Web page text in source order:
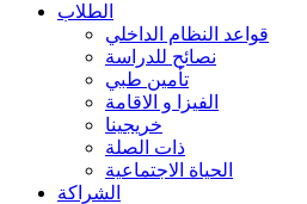
الطلاب
قواعد النظام الداخلي
نصائح للدراسة
تأمين طبي
الفيزا و الاقامة
خريجينا
ذات الصلة
الحياة الاجتماعية
الشراكة